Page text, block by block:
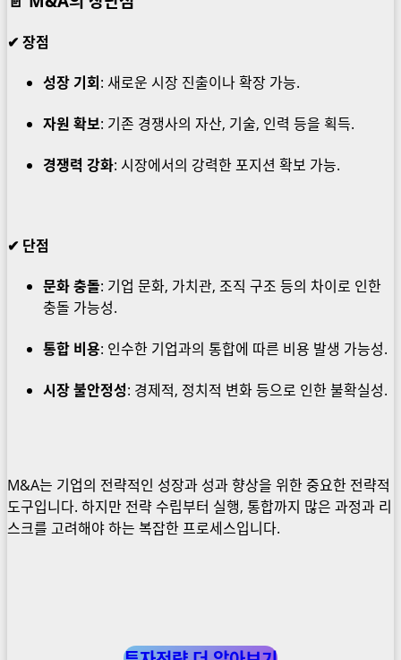
✔ 장점
성장 기회: 새로운 시장 진출이나 확장 가능.
자원 확보: 기존 경쟁사의 자산, 기술, 인력 등을 획득.
경쟁력 강화: 시장에서의 강력한 포지션 확보 가능.
✔ 단점
문화 충돌: 기업 문화, 가치관, 조직 구조 등의 차이로 인한
충돌 가능성.
통합 비용: 인수한 기업과의 통합에 따른 비용 발생 가능성.
시장 불안정성: 경제적, 정치적 변화 등으로 인한 불확실성.
M&A는 기업의 전략적인 성장과 성과 향상을 위한 중요한 전략적
도구입니다. 하지만 전략 수립부터 실행, 통합까지 많은 과정과 리
스크를 고려해야 하는 복잡한 프로세스입니다.